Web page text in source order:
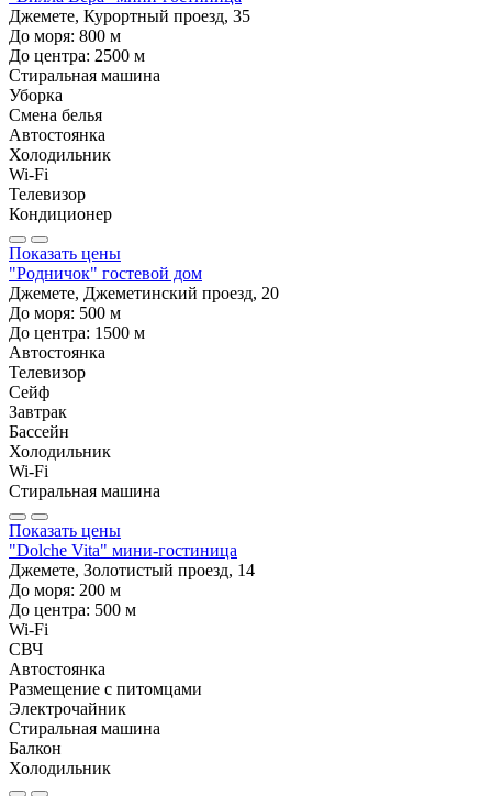
Джемете, Курортный проезд, 35
До моря: 800 м
До центра: 2500 м
Стиральная машина
Уборка
Смена белья
Автостоянка
Холодильник
Wi-Fi
Телевизор
Кондиционер
Показать цены
"Родничок" гостевой дом
Джемете, Джеметинский проезд, 20
До моря: 500 м
До центра: 1500 м
Автостоянка
Телевизор
Сейф
Завтрак
Бассейн
Холодильник
Wi-Fi
Стиральная машина
Показать цены
"Dolche Vita" мини-гостиница
Джемете, Золотистый проезд, 14
До моря: 200 м
До центра: 500 м
Wi-Fi
СВЧ
Автостоянка
Размещение с питомцами
Электрочайник
Стиральная машина
Балкон
Холодильник